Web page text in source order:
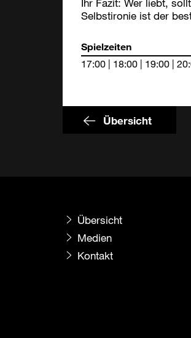
Ihr Fazit: Wer liebt,
Selbstironie ist der
Spielzeiten
17:00 | 18:00 | 19:00 |
Übersicht
Übersicht
Medien
Kontakt